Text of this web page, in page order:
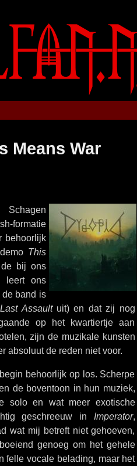
Means War
formatie
behoorlijk
This
bij ons
leert ons
de band is
Assaultuit) en dat zij nog
op het kwartiertje aan
zijn de muzikale kunsten
absoluut de reden niet voor.
behoorlijk op los. Scherpe
de boventoon in hun muziek,
solo en wat meer exotische
geschreeuw in Imperator,
wat mij betreft niet gehoeven,
genoeg om het gehele
felle vocale belading, maar het